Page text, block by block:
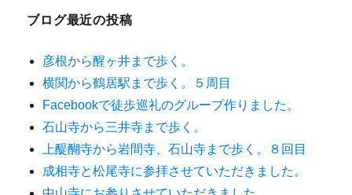
ブログ最近の投稿
彦根から醒ヶ井まで歩く。
横関から鶴居駅まで歩く。５周目
Facebookで徒歩巡礼のグループ作りました。
石山寺から三井寺まで歩く。
上醍醐寺から岩間寺、石山寺まで歩く。８回目
成相寺と松尾寺に参拝させていただきました。